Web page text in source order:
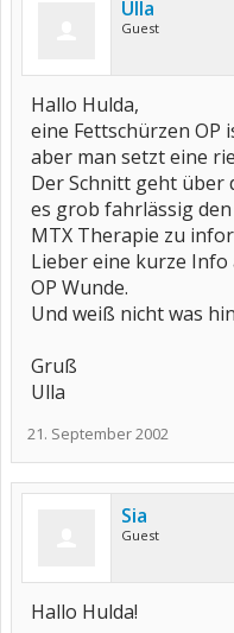
Ulla
Guest
Hallo Hulda,
eine Fettschürzen OP
aber man setzt eine
Der Schnitt geht über
es grob fahrlässig
MTX Therapie zu
Lieber eine kurze
OP Wunde.
Und weiß nicht was
Gruß
Ulla
21. September 2002
Sia
Guest
Hallo Hulda!